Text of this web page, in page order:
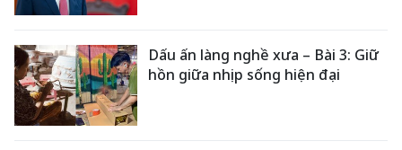
Dấu ấn làng nghề xưa – Bài 3: Giữ
hồn giữa nhịp sống hiện đại